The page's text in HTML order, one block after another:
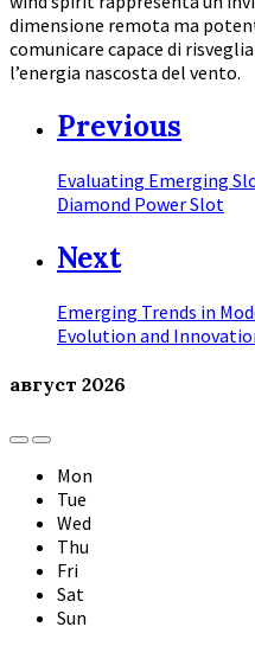
dimensione remota ma
comunicare capace di
l’energia nascosta del vento.
Previous
Evaluating Emerging
Diamond Power Slot
Next
Emerging Trends in
Evolution and
август 2026
Previous
Month
Next
Month
Mon
Tue
Wed
Thu
Fri
Sat
Sun